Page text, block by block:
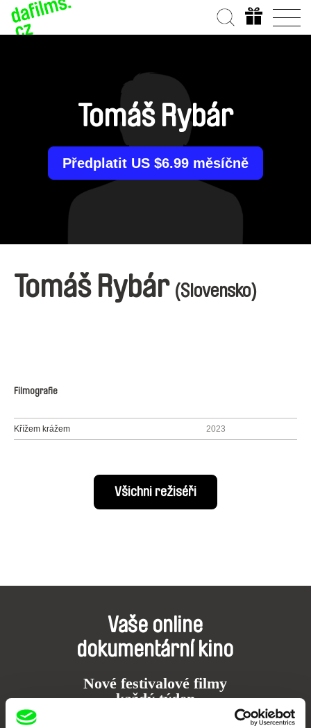
Tomáš Rybár
Předplatit US $6.99 měsíčně
Tomáš Rybár (Slovensko)
Filmografie
Křížem krážem 2023
Všichni režiséři
Vaše online
dokumentární kino
Nové festivalové filmy
každý týden